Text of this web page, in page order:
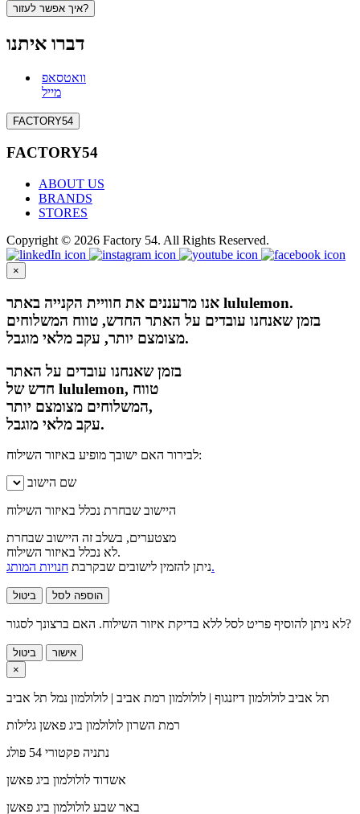
איך אפשר לעזור?
דברו איתנו
וואטסאפ
מייל
FACTORY54
FACTORY54
ABOUT US
BRANDS
STORES
Copyright © 2026 Factory 54. All Rights Reserved.
×
אנו מרעננים את חוויית הקנייה באתר lululemon.
בזמן שאנחנו עובדים על האתר החדש, טווח המשלוחים
מצומצם יותר, עקב מלאי מוגבל.
בזמן שאנחנו עובדים על האתר
חדש של lululemon, טווח
המשלוחים מצומצם יותר,
עקב מלאי מוגבל.
לבירור האם ישובך מופיע באיזור השילוח:
שם הישוב
היישוב שבחרת נכלל באיזור השילוח
מצטערים, בשלב זה היישוב שבחרת
לא נכלל באיזור השילוח.
ניתן להזמין לישובים שבקרבתחנויות המותג.
ביטול הוספה לסל
לא ניתן להוסיף פריט לסל ללא בדיקת איזור השילוח. האם ברצונך לסגור?
ביטול
אישור
×
תל אביב לולולמון דיזנגוף | לולולמון רמת אביב | לולולמון נמל תל אביב
רמת השרון לולולמון ביג פאשן גלילות
נתניה פקטורי 54 פולג
אשדוד לולולמון ביג פאשן
באר שבע לולולמון ביג פאשן